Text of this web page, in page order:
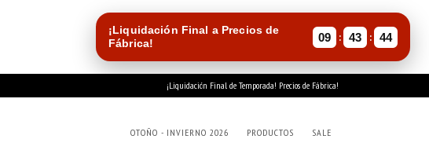
¡Liquidación Final a Precios de
Fábrica!
09 : 43 : 44
¡Liquidación Final de Temporada! Precios de Fábrica!
OTOÑO - INVIERNO 2026 PRODUCTOS SALE